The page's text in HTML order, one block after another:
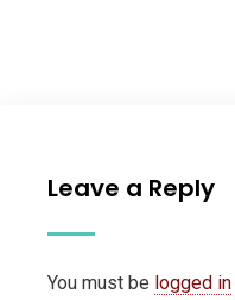
Leave a Reply
You must be logged in